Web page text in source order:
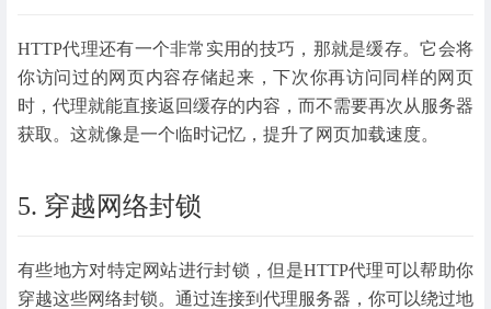
HTTP代理还有一个非常实用的技巧，那就是缓存。它会将
你访问过的网页内容存储起来，下次你再访问同样的网页
时，代理就能直接返回缓存的内容，而不需要再次从服务器
获取。这就像是一个临时记忆，提升了网页加载速度。
5. 穿越网络封锁
有些地方对特定网站进行封锁，但是HTTP代理可以帮助你
穿越这些网络封锁。通过连接到代理服务器，你可以绕过地